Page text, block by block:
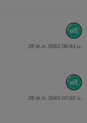
28 พ.ค. 2563 06:43 น.
28 พ.ค. 2563 07:22 น.